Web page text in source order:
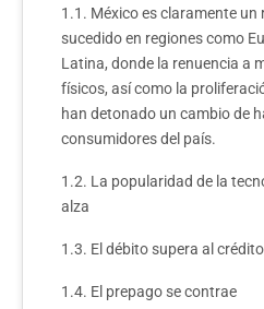
México es claramente un
sucedido en regiones como
Latina, donde la renuencia a
físicos, así como la
han detonado un cambio de
consumidores del país.
La popularidad de la
alza
El débito supera al crédito
El prepago se contrae